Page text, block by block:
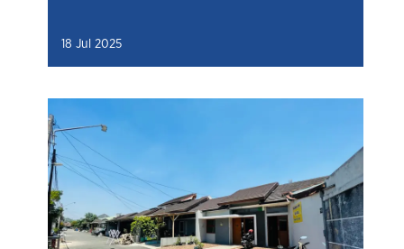
18 Jul 2025